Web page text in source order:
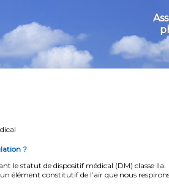
?
le statut de dispositif médical (DM) classe IIa.
élément constitutif de l’air que nous